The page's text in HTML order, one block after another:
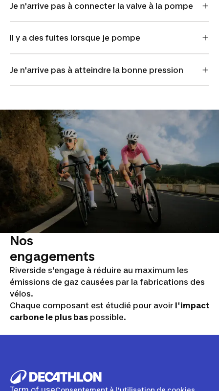
Je n'arrive pas à connecter la valve à la pompe
Il y a des fuites lorsque je pompe
Je n'arrive pas à atteindre la bonne pression
Nos
engagements
Riverside s'engage à réduire au maximum les
émissions de gaz causées par la fabrications des
vélos.
Chaque composant est étudié pour avoir l'impact
carbone le plus bas possible.